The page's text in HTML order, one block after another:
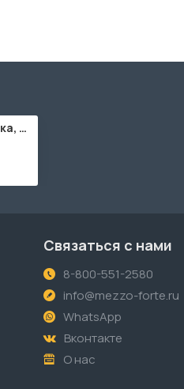
NE1 Табурет барабанщика, круглый, EHWD
Связаться с нами
8-800-551-2580
info@mezzo-forte.ru
WhatsApp
Вконтакте
О нас